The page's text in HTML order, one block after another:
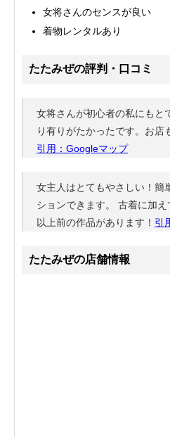
女将さんのセンスが良い
着物レンタルあり
たたみぜの評判・口コミ
女将さんが初心者の私にもと
り有りがたかったです。お店
引用：Googleマップ
女主人はとてもやさしい！簡
ションできます。 古着に加
以上前の作品があります！ 引
たたみぜの店舗情報